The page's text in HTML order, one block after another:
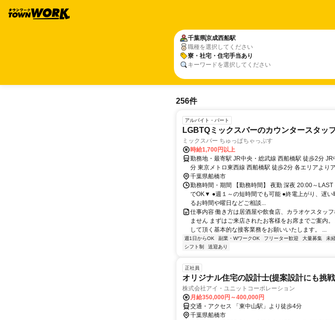
千葉県京成西船駅
職種を選択してください
寮・社宅・住宅手当あり
キーワードを選択してください
256件
アルバイト・パート
LGBTQミックスバーのカウンタースタッ
ミックスバー ちゅっぱちゃっぷす
時給1,700円以上
勤務地・最寄駅 JR中央・総武線 西船橋駅 徒歩2分
分 東京メトロ東西線 西船橋駅 徒歩2分 各エリアより
りもありますので幅広いエリアからでも採用 市川、本八幡、西船橋、津田沼、幕
張、稲毛、千葉市等 お気軽にご応募ください
千葉県船橋市
勤務時間・期間 【勤務時間】 夜勤 深夜 20:00～
でOK▼ ●週１～の短時間でも可能 ●終電上がり、遅い
るお時間や曜日などご相談...
仕事内容 働き方は居酒屋や飲食店、カラオケスタッ
ません まずはご来店されたお客様をお席までご案内
して頂く基本的な接客業務をお願いいたします。 ...
週1日からOK 副業・WワークOK フリーター歓迎 大量募集 未
シフト制
送迎あり
正社員
オリジナル住宅の設計士(提案設計にも挑
株式会社アイ・ユニットコーポレーション
月給350,000円～400,000円
交通・アクセス 「東中山駅」より徒歩4分
千葉県船橋市